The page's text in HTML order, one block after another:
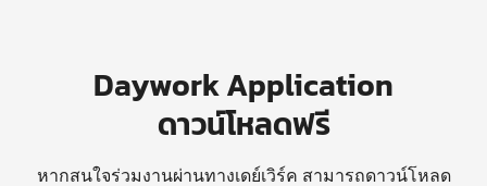
Daywork Application
ดาวน์โหลดฟรี
หากสนใจร่วมงานผ่านทางเดย์เวิร์ค สามารถดาวน์โหลด